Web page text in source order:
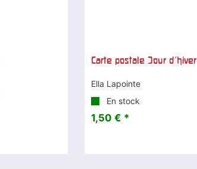
Carte postale Jour d'hiver
Ella Lapointe
En stock
1,50 € *